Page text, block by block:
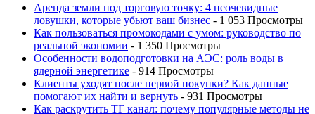
Аренда земли под торговую точку: 4 неочевидные
ловушки, которые убьют ваш бизнес - 1 053 Просмотры
Как пользоваться промокодами с умом: руководство по
реальной экономии - 1 350 Просмотры
Особенности водоподготовки на АЭС: роль воды в
ядерной энергетике - 914 Просмотры
Клиенты уходят после первой покупки? Как данные
помогают их найти и вернуть - 931 Просмотры
Как раскрутить ТГ канал: почему популярные методы не